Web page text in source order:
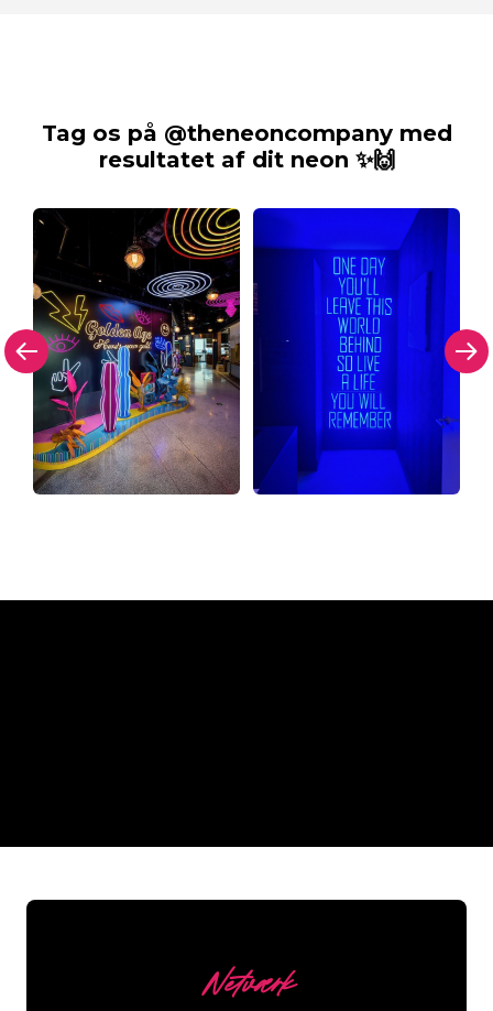
Tag os på @theneoncompany med
resultatet af dit neon ✨🙌
Netværk